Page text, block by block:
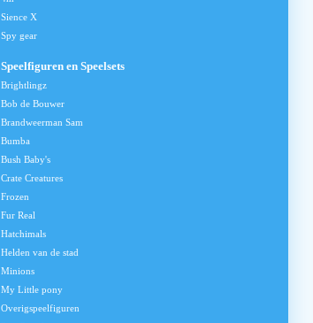
Sience X
Spy gear
Speelfiguren en Speelsets
Brightlingz
Bob de Bouwer
Brandweerman Sam
Bumba
Bush Baby's
Crate Creatures
Frozen
Fur Real
Hatchimals
Helden van de stad
Minions
My Little pony
Overigspeelfiguren